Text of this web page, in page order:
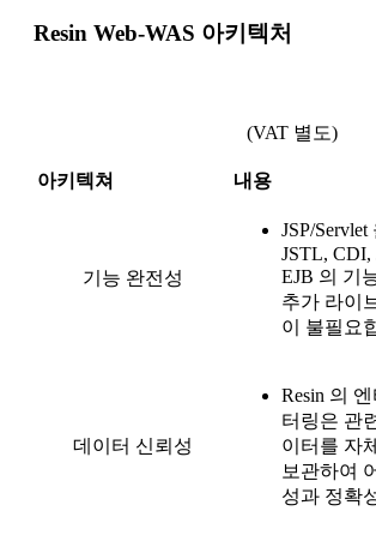
Resin Web-WAS 아키텍처
(VAT 별도)
아키텍쳐 내용
기능 완전성
JSP/
JSTL, CDI,
EJB 의 기
추가 라이
이 불필요
데이터 신뢰성
Resin 의
터링은 관
이터를 자
보관하여
성과 정확